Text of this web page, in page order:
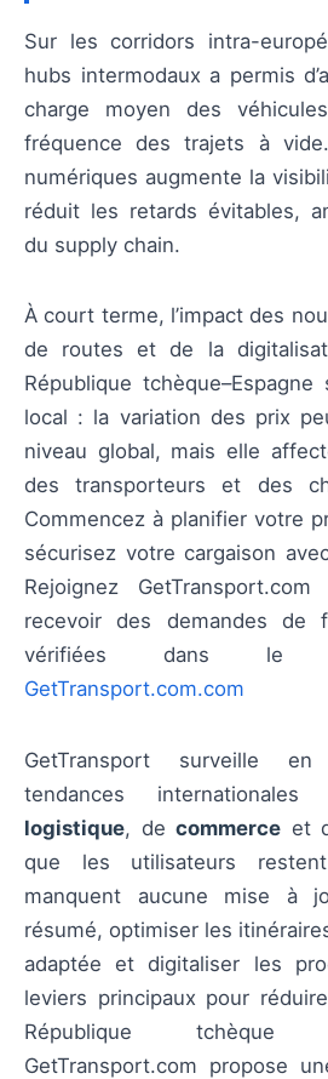
Sur les corridors intra-
hubs intermodaux a permis
charge moyen des
fréquence des trajets à vide.
numériques augmente la
réduit les retards évitables,
du supply chain.
À court terme, l’impact des
de routes et de la
République
local : la variation des prix
niveau global, mais elle
des transporteurs et des
Commencez à planifier votre
sécurisez votre cargaison
Rejoignez
recevoir des demandes de
vérifiées dans le
GetTransport.com.com
GetTransport surveille
tendances
logistique, decommerce et
que les utilisateurs
manquent aucune mise à
résumé, optimiser les
adaptée et digitaliser les
leviers principaux pour
République tchèque
GetTransport.com propose